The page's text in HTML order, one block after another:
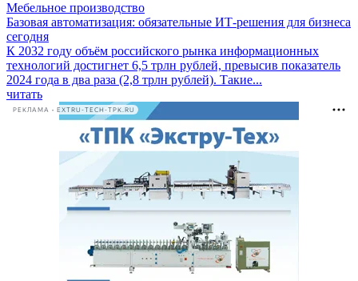
Мебельное производство
Базовая автоматизация: обязательные ИТ-решения для бизнеса
сегодня
К 2032 году объём российского рынка информационных
технологий достигнет 6,5 трлн рублей, превысив показатель
2024 года в два раза (2,8 трлн рублей). Такие...
читать
РЕКЛАМА • EXTRU-TECH-TPK.RU